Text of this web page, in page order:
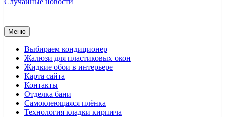
Случайные новости
Меню
Выбираем кондиционер
Жалюзи для пластиковых окон
Жидкие обои в интерьере
Карта сайта
Контакты
Отделка бани
Самоклеющаяся плёнка
Технология кладки кирпича